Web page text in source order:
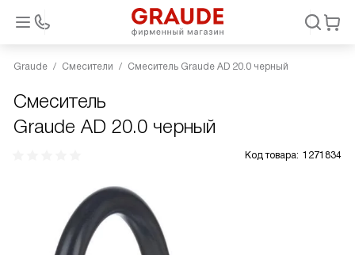
Graude Смесители Смеситель Graude AD 20.0 черный
Смеситель
Graude AD 20.0 черный
Код товара: 1271834